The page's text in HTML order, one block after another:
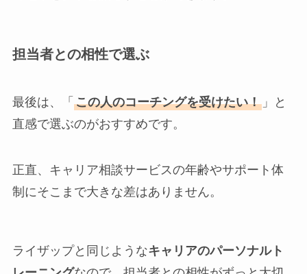
担当者との相性で選ぶ
最後は、「 この人のコーチングを受けたい！」と
直感で選ぶのがおすすめです。
正直、キャリア相談サービスの年齢やサポート体
制にそこまで大きな差はありません。
ライザップと同じようなキャリアのパーソナルト